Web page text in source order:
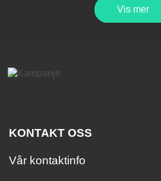
Vis mer
KONTAKT OSS
Vår kontaktinfo